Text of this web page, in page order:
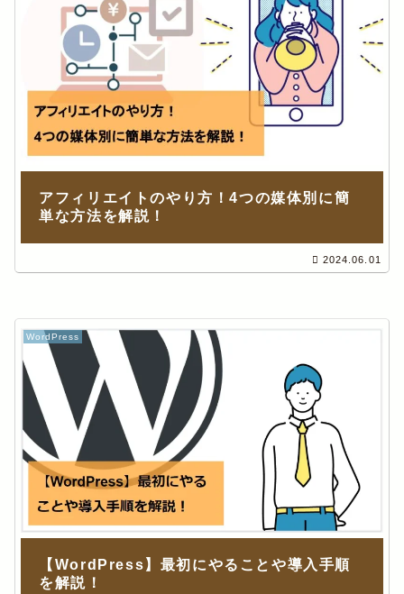
アフィリエイトのやり方！4つの媒体別に簡
単な方法を解説！
2024.06.01
WordPress
【WordPress】最初にやることや導入手順
を解説！